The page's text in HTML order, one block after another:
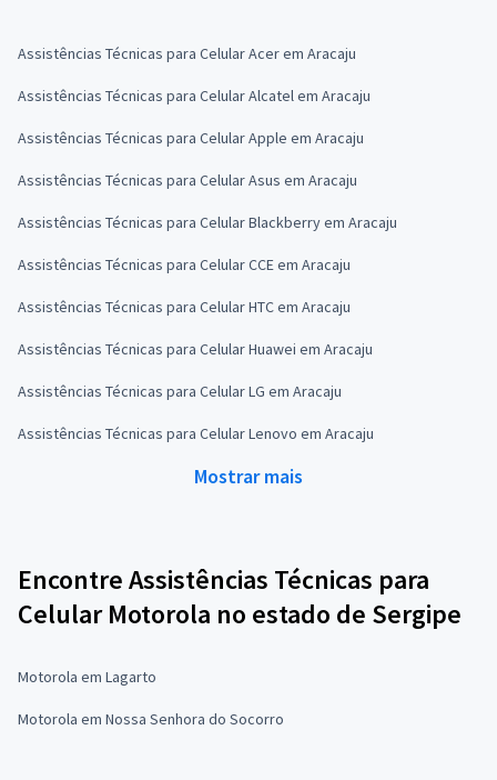
Assistências Técnicas para Celular Acer em Aracaju
Assistências Técnicas para Celular Alcatel em Aracaju
Assistências Técnicas para Celular Apple em Aracaju
Assistências Técnicas para Celular Asus em Aracaju
Assistências Técnicas para Celular Blackberry em Aracaju
Assistências Técnicas para Celular CCE em Aracaju
Assistências Técnicas para Celular HTC em Aracaju
Assistências Técnicas para Celular Huawei em Aracaju
Assistências Técnicas para Celular LG em Aracaju
Assistências Técnicas para Celular Lenovo em Aracaju
Mostrar mais
Encontre Assistências Técnicas para
Celular Motorola no estado de Sergipe
Motorola em Lagarto
Motorola em Nossa Senhora do Socorro